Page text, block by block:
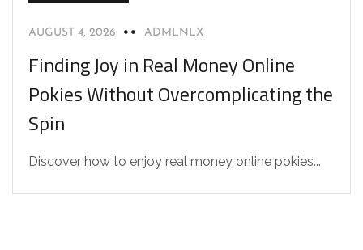
AUGUST 4, 2026 ADMLNLX
Finding Joy in Real Money Online
Pokies Without Overcomplicating the
Spin
Discover how to enjoy real money online pokies...